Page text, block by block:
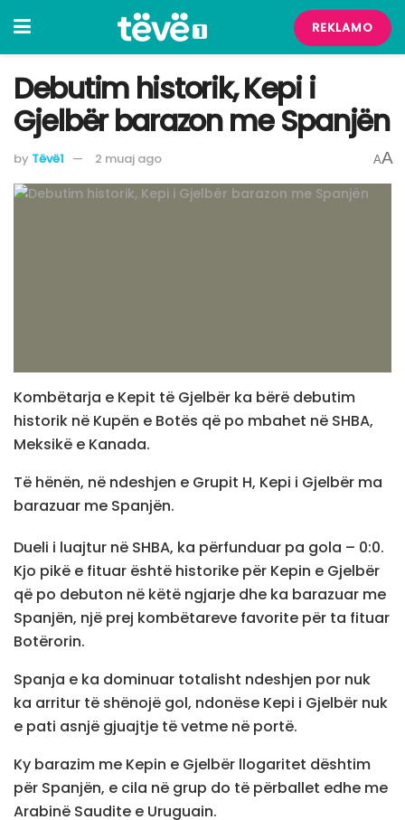
REKLAMO
Debutim historik, Kepi i
Gjelbër barazon me Spanjën
by Tëvë1 2 muaj ago AA
Kombëtarja e Kepit të Gjelbër ka bërë debutim
historik në Kupën e Botës që po mbahet në SHBA,
Meksikë e Kanada.
Të hënën, në ndeshjen e Grupit H, Kepi i Gjelbër ma
barazuar me Spanjën.
Dueli i luajtur në SHBA, ka përfunduar pa gola – 0:0.
Kjo pikë e fituar është historike për Kepin e Gjelbër
që po debuton në këtë ngjarje dhe ka barazuar me
Spanjën, një prej kombëtareve favorite për ta fituar
Botërorin.
Spanja e ka dominuar totalisht ndeshjen por nuk
ka arritur të shënojë gol, ndonëse Kepi i Gjelbër nuk
e pati asnjë gjuajtje të vetme në portë.
Ky barazim me Kepin e Gjelbër llogaritet dështim
për Spanjën, e cila në grup do të përballet edhe me
Arabinë Saudite e Uruguain.